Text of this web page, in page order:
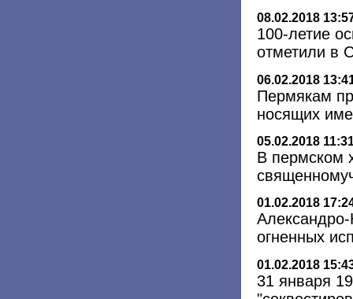
08.02.2018
100-летие
отметили в
06.02.2018
Пермякам
носящих
05.02.2018
В пермском
01.02.2018
огненных
01.02.2018
31 января